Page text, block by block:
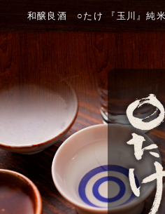
和醸良酒 ○たけ 『玉川』純